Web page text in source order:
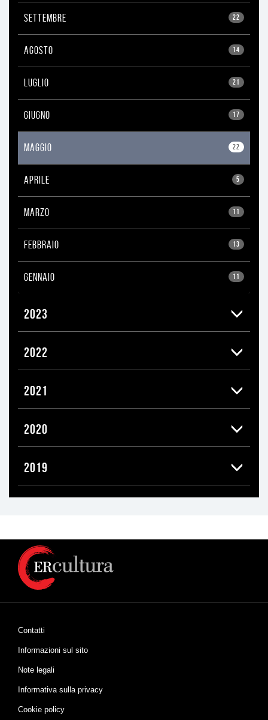
22
SETTEMBRE
14
AGOSTO
21
LUGLIO
17
GIUGNO
22
MAGGIO
5
APRILE
11
MARZO
13
FEBBRAIO
11
GENNAIO
2023
2022
2021
2020
2019
Contatti
Informazioni sul sito
Note legali
Informativa sulla privacy
Cookie policy